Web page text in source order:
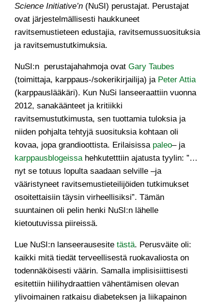
Science Initiative’n(NuSI) perustajat. Perustajat
ovat järjestelmällisesti haukkuneet
ravitsemustieteen edustajia, ravitsemussuosituksia
ja ravitsemustutkimuksia.
NuSI:n perustajahahmoja ovat Gary Taubes
(toimittaja, karppaus-/sokerikirjailija) ja Peter Attia
(karppauslääkäri). Kun NuSi lanseeraattiin vuonna
2012, sanakäänteet ja kritiikki
ravitsemustutkimusta, sen tuottamia tuloksia ja
niiden pohjalta tehtyjä suosituksia kohtaan oli
kovaa, jopa grandioottista. Erilaisissapaleo– ja
karppausblogeissa hehkutetttiin ajatusta tyylin: ”…
nyt se totuus lopulta saadaan selville –ja
vääristyneet ravitsemustieteilijöiden tutkimukset
osoitettaisiin täysin virheellisiksi”. Tämän
suuntainen oli pelin henki NuSI:n lähelle
kietoutuvissa piireissä.
Lue NuSI:n lanseerausesite tästä. Perusväite oli:
kaikki mitä tiedät terveellisestä ruokavaliosta on
todennäköisesti väärin. Samalla implisisiittisesti
esitettiin hiilihydraattien vähentämisen olevan
ylivoimainen ratkaisu diabeteksen ja liikapainon